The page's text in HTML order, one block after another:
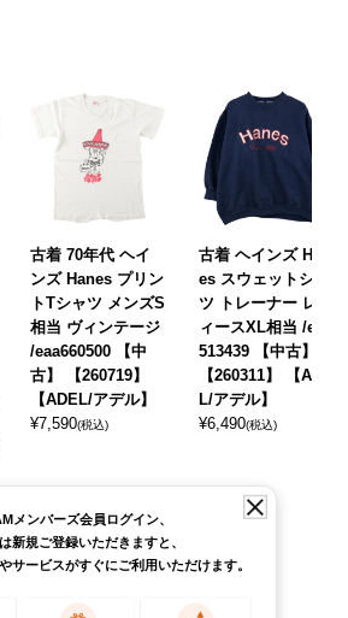
古着 70年代 ヘイ
ンズ Hanes プリン
トTシャツ メンズS
相当 ヴィンテージ
/eaa660500 【中
古】 【260719】
【ADEL/アデル】
¥7,590(税込)
古着 ヘインズ Han
es スウェットシャ
ツ トレーナー レデ
ィースXL相当 /eaa
513439 【中古】
【260311】 【ADE
L/アデル】
¥6,490(税込)
メンバーズ会員ログイン、
新規ご登録いただきますと、
サービスがすぐにご利用いただけます。